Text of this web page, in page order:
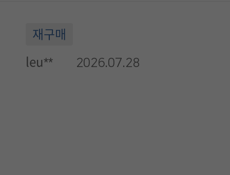
재구매
leu** 2026.07.28